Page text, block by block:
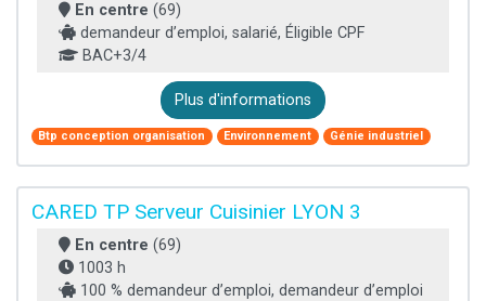
En centre (69)
demandeur d’emploi, salarié, Éligible CPF
BAC+3/4
Plus d'informations
Btp conception organisation Environnement Génie industriel
CARED TP Serveur Cuisinier LYON 3
En centre (69)
1003 h
100 % demandeur d’emploi, demandeur d’emploi